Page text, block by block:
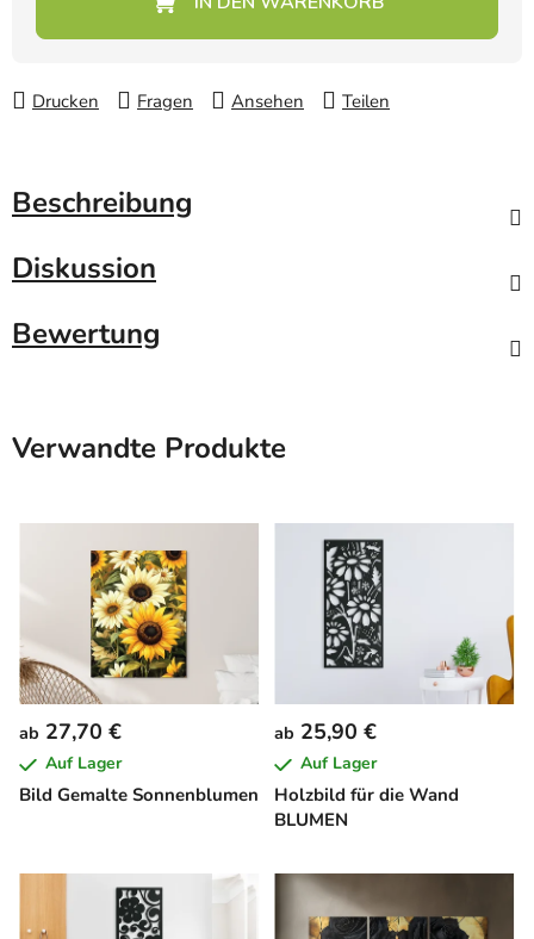
Drucken Fragen Ansehen Teilen
Beschreibung
Diskussion
Bewertung
Verwandte Produkte
Bild Gemalte Sonnenblumen
ab 27,70 €
Auf Lager
Holzbild für die Wand
BLUMEN
ab 25,90 €
Auf Lager